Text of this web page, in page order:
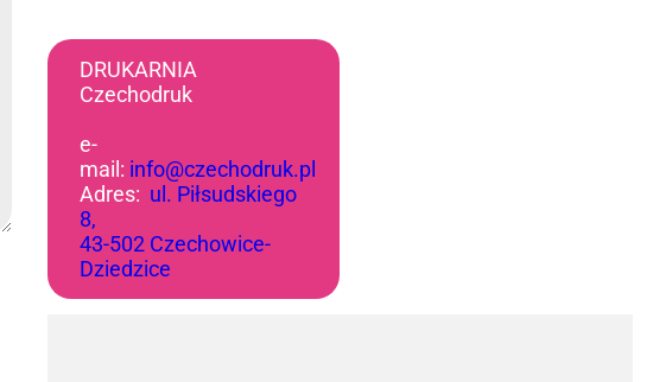
DRUKARNIA
Czechodruk
e-
mail: info@czechodruk.pl
Adres: ul. Piłsudskiego
8,
43-502 Czechowice-
Dziedzice